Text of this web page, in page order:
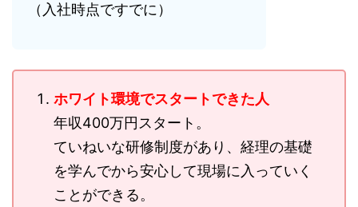
（入社時点ですでに）
ホワイト環境でスタートできた人
年収400万円スタート。
ていねいな研修制度があり、経理の基礎
を学んでから安心して現場に入っていく
ことができる。